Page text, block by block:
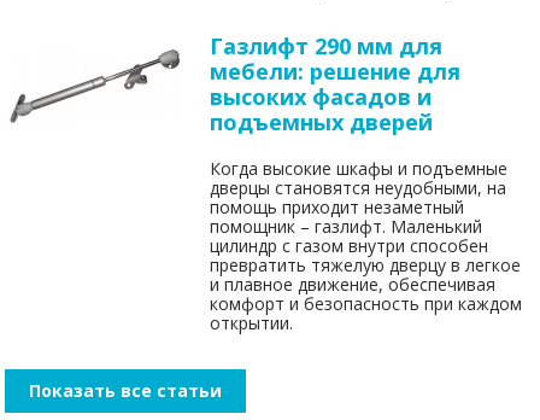
Газлифт 290 мм для
мебели: решение для
высоких фасадов и
подъемных дверей
Когда высокие шкафы и подъемные
дверцы становятся неудобными, на
помощь приходит незаметный
помощник – газлифт. Маленький
цилиндр с газом внутри способен
превратить тяжелую дверцу в легкое
и плавное движение, обеспечивая
комфорт и безопасность при каждом
открытии.
Показать все статьи